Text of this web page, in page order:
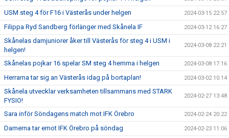
USM steg 4 för F16 i Västerås under helgen 2024-03-15 22:57
Filippa Ryd Sandberg förlänger med Skånela IF 2024-03-12 16:27
Skånelas damjuniorer åker till Västerås för steg 4 i USM i
helgen!
2024-03-08 22:21
Skånelas pojkar 16 spelar SM steg 4 hemma i helgen 2024-03-08 17:16
Herrarna tar sig an Västerås idag på bortaplan! 2024-03-02 10:14
Skånela utvecklar verksamheten tillsammans med STARK
FYSIO!
2024-02-27 13:48
Sara inför Söndagens match mot IFK Örebro 2024-02-24 20:22
Damerna tar emot IFK Örebro på söndag 2024-02-23 11:06